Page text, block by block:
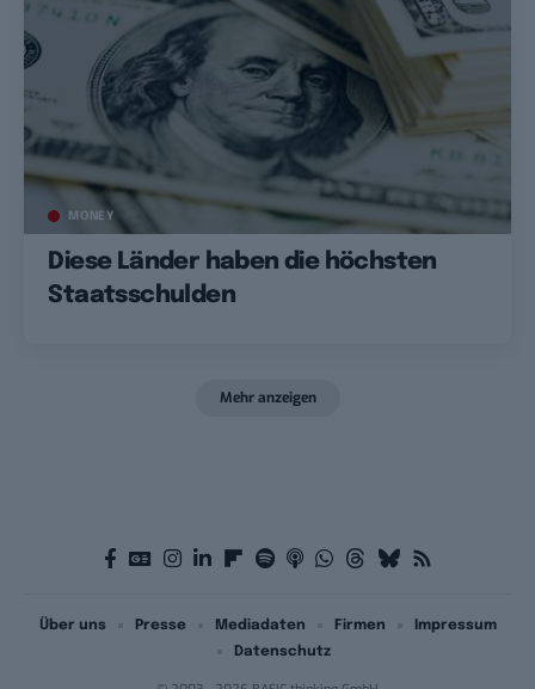
MONEY
Diese Länder haben die höchsten
Staatsschulden
Mehr anzeigen
Über uns Presse Mediadaten Firmen
Impressum
Datenschutz